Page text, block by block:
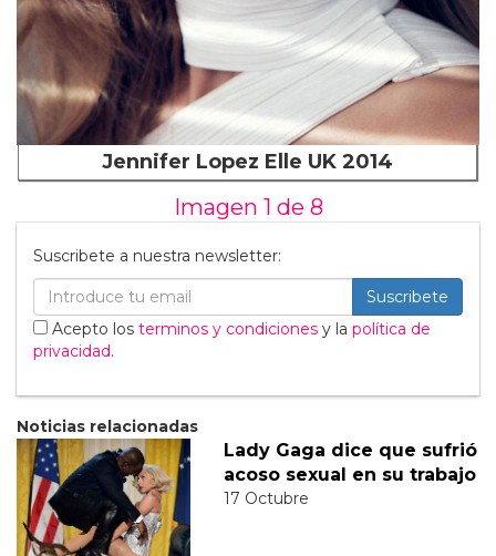
Jennifer Lopez Elle UK 2014
Imagen 1 de 8
Suscribete a nuestra newsletter:
Suscribete
Acepto los terminos y condiciones y la política de
privacidad.
Noticias relacionadas
Lady Gaga dice que sufrió
acoso sexual en su trabajo
17 Octubre